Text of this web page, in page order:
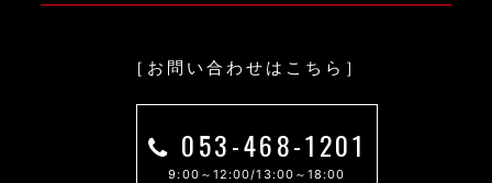
［お問い合わせはこちら］
053-468-1201
9:00～12:00/13:00～18:00